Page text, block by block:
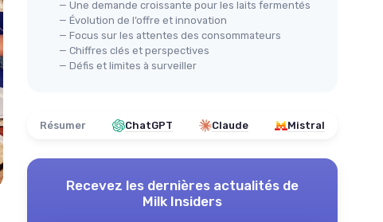
— Une demande croissante pour les laits fermentés
— Évolution de l’offre et innovation
— Focus sur les attentes des consommateurs
— Chiffres clés et perspectives
— Défis et limites à surveiller
Résumer ChatGPT Claude Mistral
Recevez les dernières actualités de
Milk Insiders